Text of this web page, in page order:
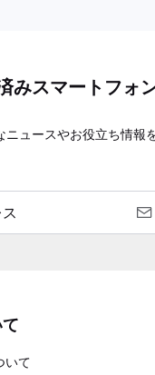
みスマートフォ
ニュースやお役立ち情報
いて